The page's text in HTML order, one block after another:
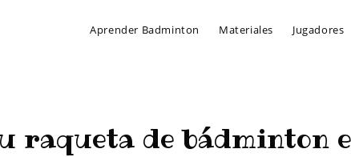
Aprender Badminton Materiales Jugadores
raqueta de bádminton